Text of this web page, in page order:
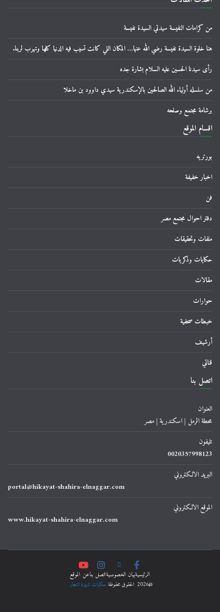
من كرامات النفيسة سيدتي السيدة نفيسة
هنا خلوة السيدة نفيسة رضي الله عنها… المكان اللي كانت تسيب فيه الدنيا كلها وتهرب لربنا.
رأى سيدنا الحسين عليه السلام بشارة جده
من سلسله أولياء الله الصالحين بالإسكندرية سيدي داوود بن ماخلا
برشامة مجتمع وصلحه
اقسام الموقع
بورتريه
اخبار خفيفة
فن
دفتر احوال مجتمع مصر
ملفات وتحقيقات
حكايات وذكريات
مقالات
حوارات
خبطات صحفية
أرشيف
قناتي
اتصل بنا
العنوان
محطة الرمل | اسكندرية | مصر
تليفون
0020357998123
البريد الالكتروني
portal@hikayat-shahira-elnaggar.com
الموقع الالكتروني
www.hikayat-shahira-elnaggar.com
الرئيسيةﺑﻴﺎﻥ اﻟﺨﺼﻮﺻﻴﺔاتصل بناعن الموقع
@2026 الحقوق محفوظة حكايات شهيرة النجار